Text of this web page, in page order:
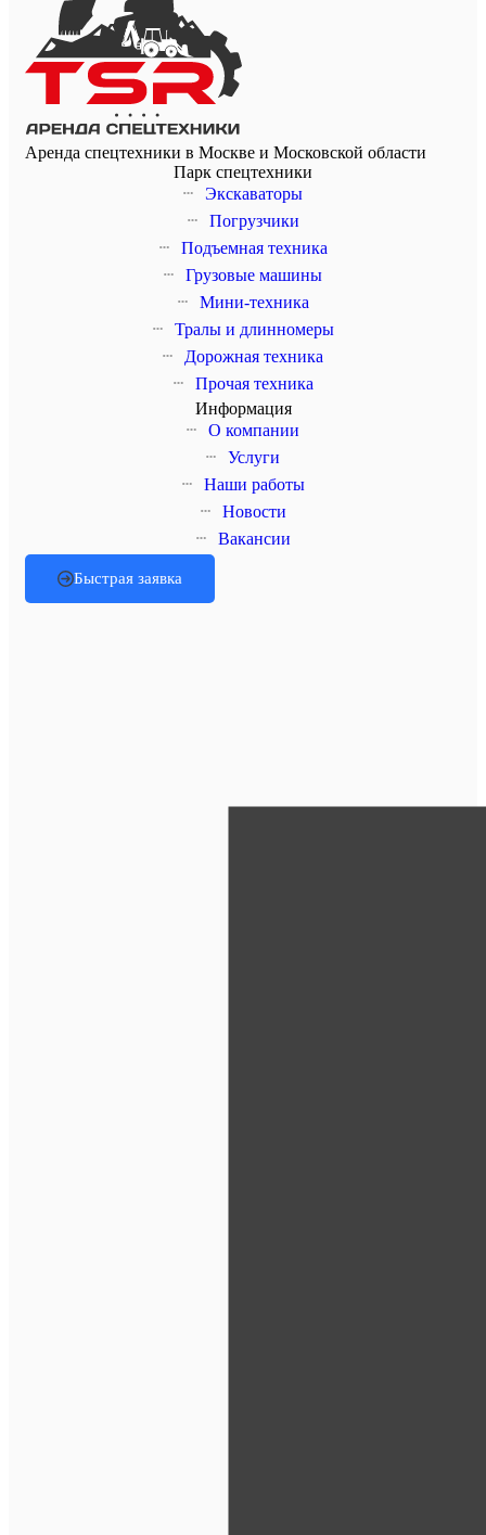
Аренда спецтехники в Москве и Московской области
Парк спецтехники
Экскаваторы
Погрузчики
Подъемная техника
Грузовые машины
Мини-техника
Тралы и длинномеры
Дорожная техника
Прочая техника
Информация
О компании
Услуги
Наши работы
Новости
Вакансии
Быстрая заявка